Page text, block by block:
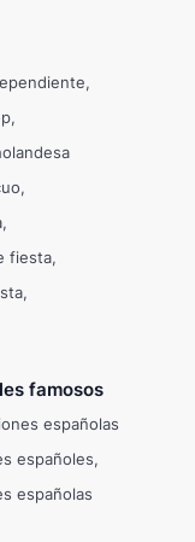
fiesta
famosos
españolas
españoles
españolas